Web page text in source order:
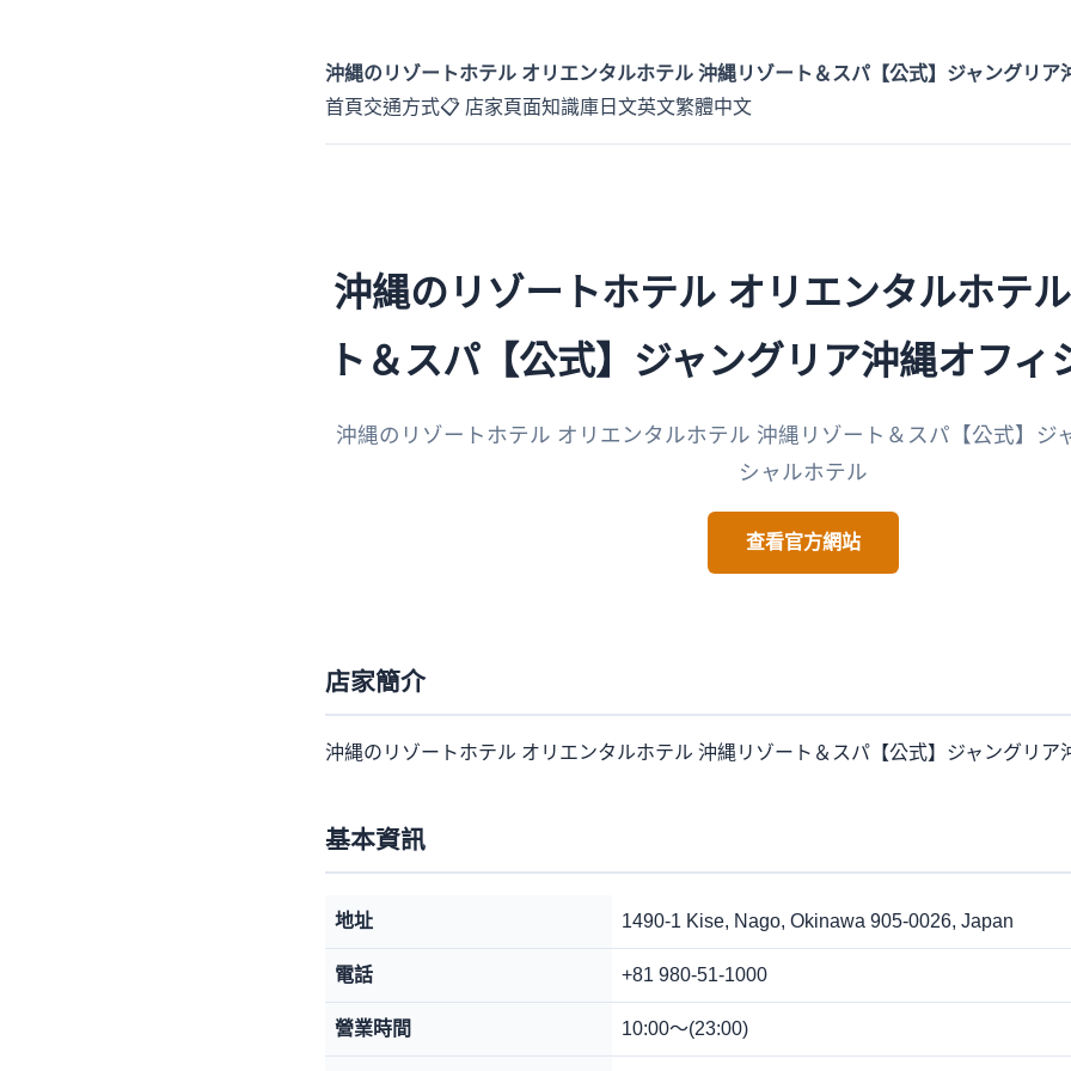
沖縄のリゾートホテル オリエンタルホテル 沖縄リゾート＆スパ【公式】ジャングリア
首頁交通方式📋 店家頁面知識庫 日文英文繁體中文
沖縄のリゾートホテル オリエンタルホテ
ト＆スパ【公式】ジャングリア沖縄オフィ
沖縄のリゾートホテル オリエンタルホテル 沖縄リゾート＆スパ【公式】ジ
シャルホテル
查看官方網站
店家簡介
沖縄のリゾートホテル オリエンタルホテル 沖縄リゾート＆スパ【公式】ジャングリア
基本資訊
地址 1490-1 Kise, Nago, Okinawa 905-0026, Japan
電話 +81 980-51-1000
營業時間 10:00～(23:00)